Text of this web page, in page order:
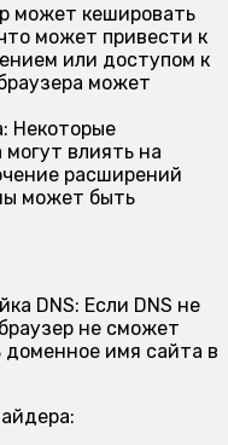
может кешировать
может привести к
или доступом к
может
Некоторые
влиять на
расширений
может быть
DNS: Если DNS не
не сможет
доменное имя сайта в